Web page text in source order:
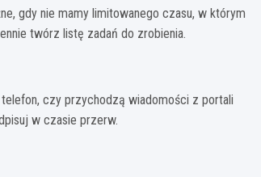
gdy nie mamy limitowanego czasu, w którym
twórz listę zadań do zrobienia.
czy przychodzą wiadomości z portali
w czasie przerw.